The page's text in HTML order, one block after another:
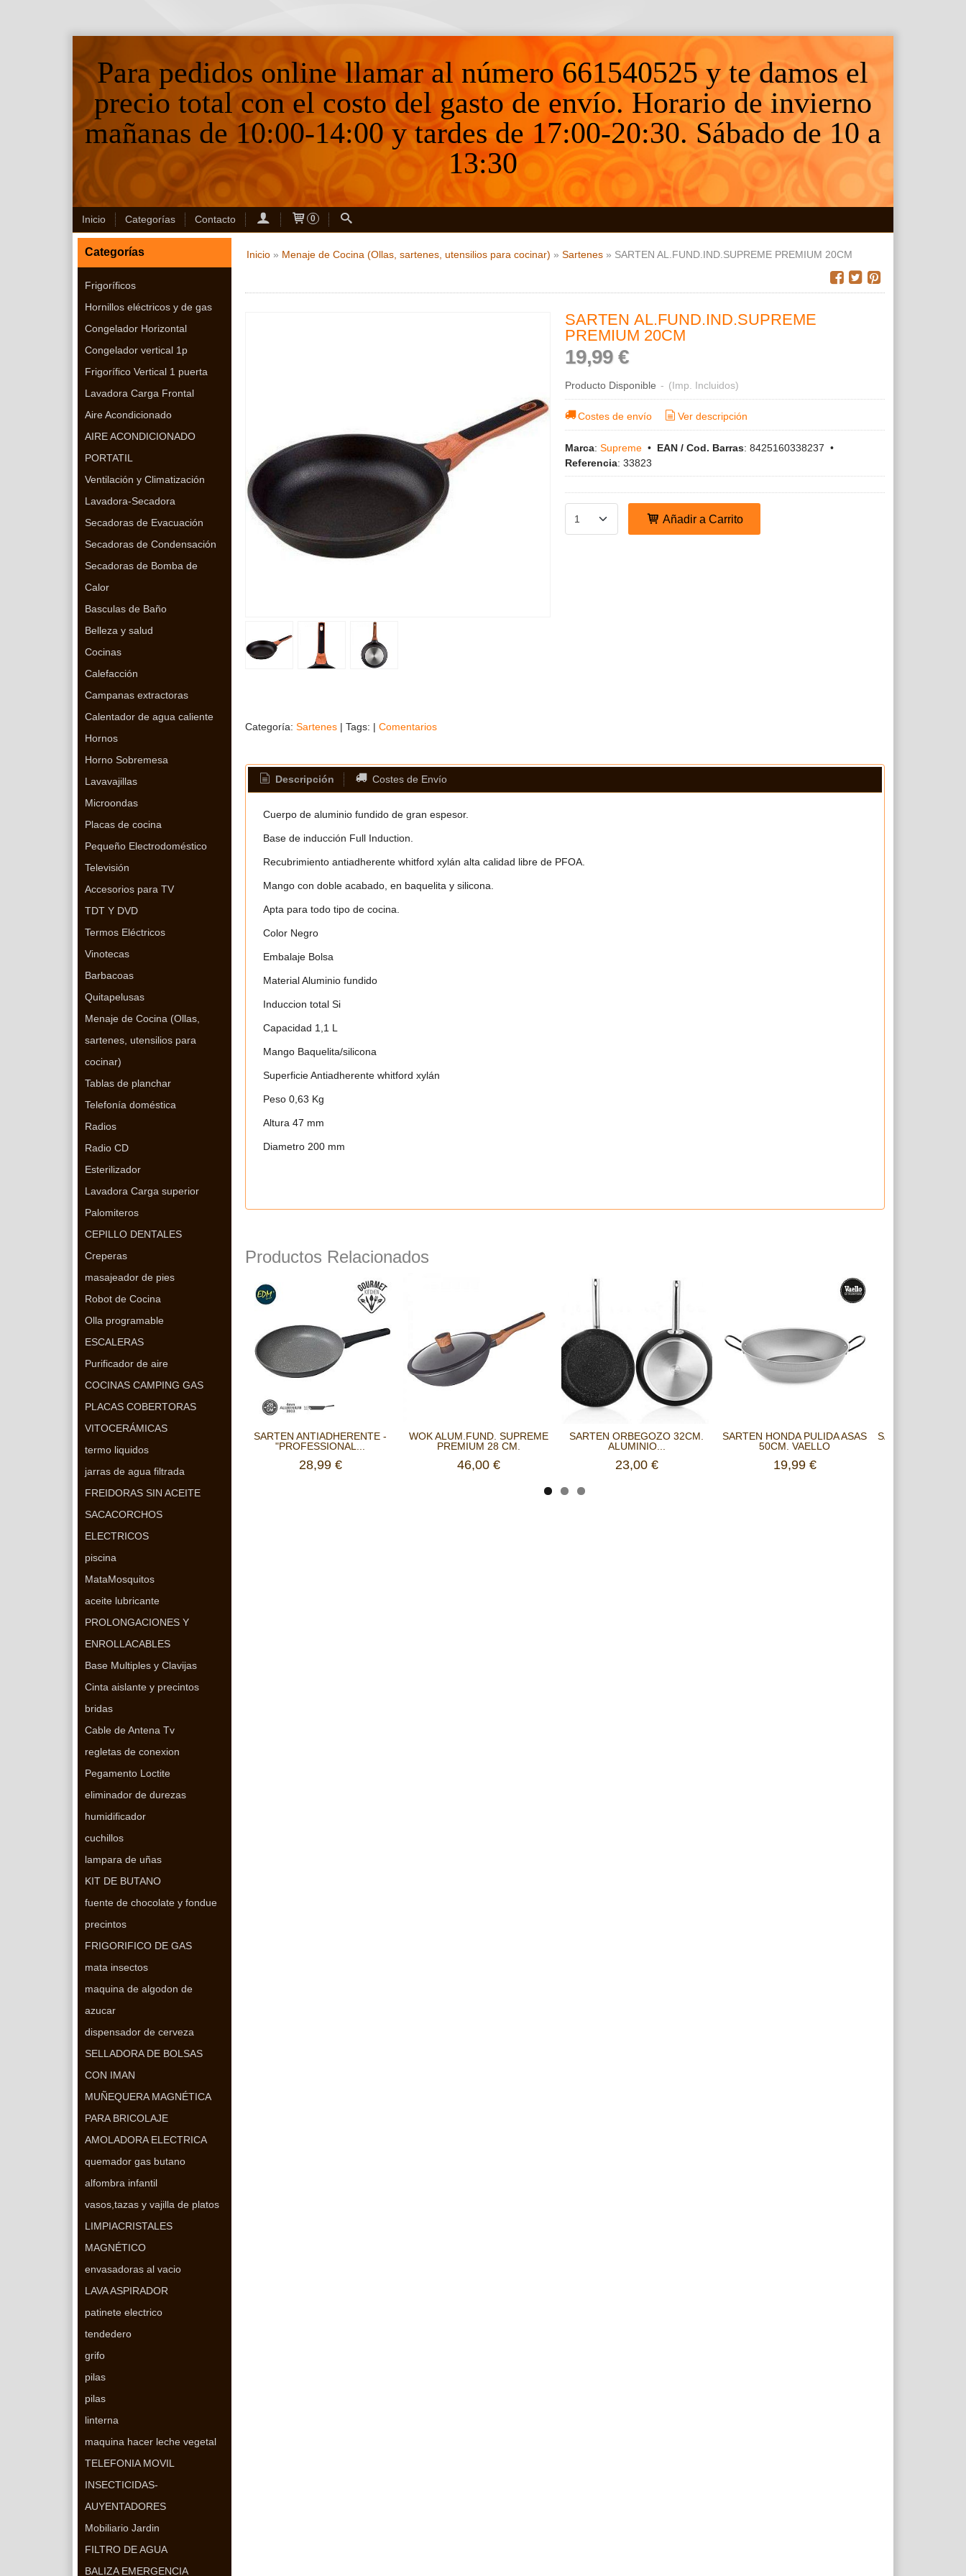
Para pedidos online llamar al número 661540525 y te damos el
precio total con el costo del gasto de envío. Horario de invierno
mañanas de 10:00-14:00 y tardes de 17:00-20:30. Sábado de 10 a
13:30
Inicio Categorías Contacto 0
Categorías
Frigoríficos
Hornillos eléctricos y de gas
Congelador Horizontal
Congelador vertical 1p
Frigorífico Vertical 1 puerta
Lavadora Carga Frontal
Aire Acondicionado
AIRE ACONDICIONADO
PORTATIL
Ventilación y Climatización
Lavadora-Secadora
Secadoras de Evacuación
Secadoras de Condensación
Secadoras de Bomba de
Calor
Basculas de Baño
Belleza y salud
Cocinas
Calefacción
Campanas extractoras
Calentador de agua caliente
Hornos
Horno Sobremesa
Lavavajillas
Microondas
Placas de cocina
Pequeño Electrodoméstico
Televisión
Accesorios para TV
TDT Y DVD
Termos Eléctricos
Vinotecas
Barbacoas
Quitapelusas
Menaje de Cocina (Ollas,
sartenes, utensilios para
cocinar)
Tablas de planchar
Telefonía doméstica
Radios
Radio CD
Esterilizador
Lavadora Carga superior
Palomiteros
CEPILLO DENTALES
Creperas
masajeador de pies
Robot de Cocina
Olla programable
ESCALERAS
Purificador de aire
COCINAS CAMPING GAS
PLACAS COBERTORAS
VITOCERÁMICAS
termo liquidos
jarras de agua filtrada
FREIDORAS SIN ACEITE
SACACORCHOS
ELECTRICOS
piscina
MataMosquitos
aceite lubricante
PROLONGACIONES Y
ENROLLACABLES
Base Multiples y Clavijas
Cinta aislante y precintos
bridas
Cable de Antena Tv
regletas de conexion
Pegamento Loctite
eliminador de durezas
humidificador
cuchillos
lampara de uñas
KIT DE BUTANO
fuente de chocolate y fondue
precintos
FRIGORIFICO DE GAS
mata insectos
maquina de algodon de
azucar
dispensador de cerveza
SELLADORA DE BOLSAS
CON IMAN
MUÑEQUERA MAGNÉTICA
PARA BRICOLAJE
AMOLADORA ELECTRICA
quemador gas butano
alfombra infantil
vasos,tazas y vajilla de platos
LIMPIACRISTALES
MAGNÉTICO
envasadoras al vacio
LAVA ASPIRADOR
patinete electrico
tendedero
grifo
pilas
pilas
linterna
maquina hacer leche vegetal
TELEFONIA MOVIL
INSECTICIDAS-
AUYENTADORES
Mobiliario Jardin
FILTRO DE AGUA
BALIZA EMERGENCIA
Inicio» Menaje de Cocina (Ollas, sartenes, utensilios para cocinar) » Sartenes» SARTEN AL.FUND.IND.SUPREME PREMIUM 20CM
SARTEN AL.FUND.IND.SUPREME
PREMIUM 20CM
19,99 €
Producto Disponible - (Imp. Incluidos)
Costes de envío Ver descripción
Marca: Supreme • EAN / Cod. Barras: 8425160338237 •
Referencia: 33823
Añadir a Carrito
Categoría: Sartenes| Tags: | Comentarios
Descripción Costes de Envío
Cuerpo de aluminio fundido de gran espesor.
Base de inducción Full Induction.
Recubrimiento antiadherente whitford xylán alta calidad libre de PFOA.
Mango con doble acabado, en baquelita y silicona.
Apta para todo tipo de cocina.
Color Negro
Embalaje Bolsa
Material Aluminio fundido
Induccion total Si
Capacidad 1,1 L
Mango Baquelita/silicona
Superficie Antiadherente whitford xylán
Peso 0,63 Kg
Altura 47 mm
Diametro 200 mm
Productos Relacionados
SARTEN ANTIADHERENTE -
"PROFESSIONAL...
28,99 €
WOK ALUM.FUND. SUPREME
PREMIUM 28 CM.
46,00 €
SARTEN ORBEGOZO 32CM.
ALUMINIO...
23,00 €
SARTEN HONDA PULIDA ASAS
50CM. VAELLO
19,99 €
SARTÉN